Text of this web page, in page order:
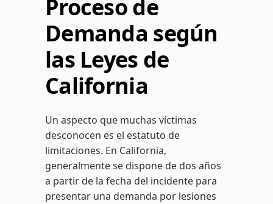
Proceso de
Demanda según
las Leyes de
California
Un aspecto que muchas víctimas
desconocen es el estatuto de
limitaciones. En California,
generalmente se dispone de dos años
a partir de la fecha del incidente para
presentar una demanda por lesiones